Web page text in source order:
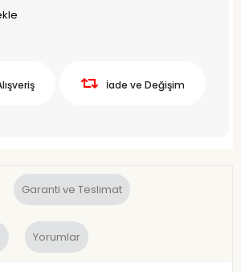
İade ve Değişim
Garanti ve Teslimat
Yorumlar